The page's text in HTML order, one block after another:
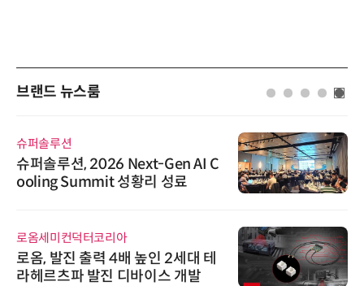
브랜드 뉴스룸
슈퍼솔루션
슈퍼솔루션, 2026 Next-Gen AI C
ooling Summit 성황리 성료
로옴세미컨덕터코리아
로옴, 발진 출력 4배 높인 2세대 테
라헤르츠파 발진 디바이스 개발